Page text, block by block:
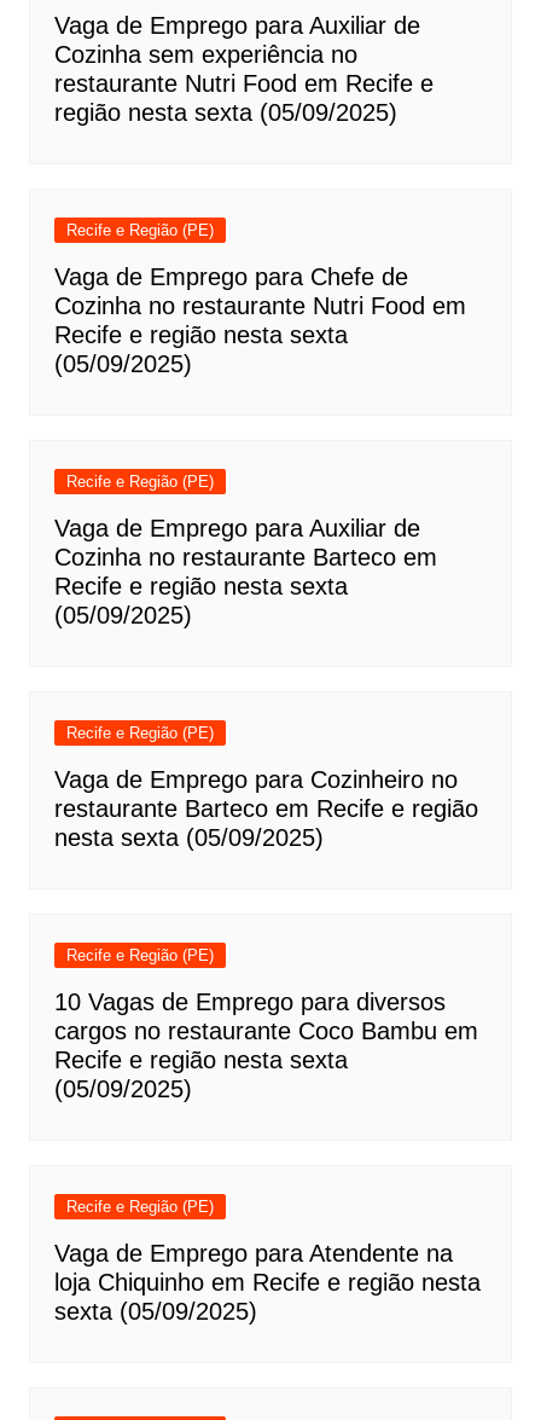
Vaga de Emprego para Auxiliar de
Cozinha sem experiência no
restaurante Nutri Food em Recife e
região nesta sexta (05/09/2025)
Recife e Região (PE)
Vaga de Emprego para Chefe de
Cozinha no restaurante Nutri Food em
Recife e região nesta sexta
(05/09/2025)
Recife e Região (PE)
Vaga de Emprego para Auxiliar de
Cozinha no restaurante Barteco em
Recife e região nesta sexta
(05/09/2025)
Recife e Região (PE)
Vaga de Emprego para Cozinheiro no
restaurante Barteco em Recife e região
nesta sexta (05/09/2025)
Recife e Região (PE)
10 Vagas de Emprego para diversos
cargos no restaurante Coco Bambu em
Recife e região nesta sexta
(05/09/2025)
Recife e Região (PE)
Vaga de Emprego para Atendente na
loja Chiquinho em Recife e região nesta
sexta (05/09/2025)